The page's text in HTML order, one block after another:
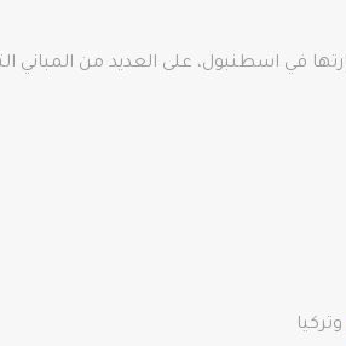
في اسطنبول، على العديد من المباني
وتركيا